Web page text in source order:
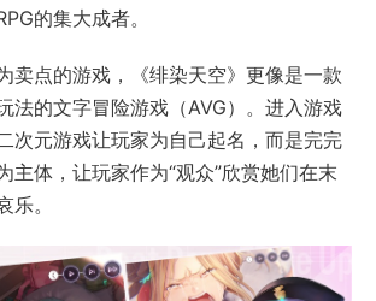
的集大成者。
卖点的游戏，《绯染天空》更像是一款
法的文字冒险游戏（AVG）。进入游戏
次元游戏让玩家为自己起名，而是完完
主体，让玩家作为“观众”欣赏她们在末
乐。